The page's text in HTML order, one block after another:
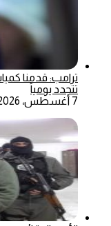
ترامب: قدمنا
تتجدد يومياً
7 أغسطس، 2026